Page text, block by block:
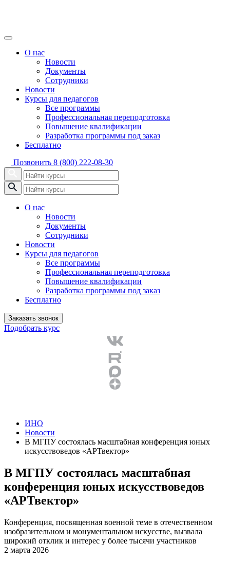
О нас
Новости
Документы
Сотрудники
Новости
Курсы для педагогов
Все программы
Профессиональная переподготовка
Повышение квалификации
Разработка программы под заказ
Бесплатно
Позвонить 8 (800) 222-08-30
О нас
Новости
Документы
Сотрудники
Новости
Курсы для педагогов
Все программы
Профессиональная переподготовка
Повышение квалификации
Разработка программы под заказ
Бесплатно
Заказать звонок
Подобрать курс
ИНО
Новости
В МГПУ состоялась масштабная конференция юных
искусствоведов «АРТвектор»
В МГПУ состоялась масштабная
конференция юных искусствоведов
«АРТвектор»
Конференция, посвященная военной теме в отечественном
изобразительном и монументальном искусстве, вызвала
широкий отклик и интерес у более тысячи участников
2 марта 2026